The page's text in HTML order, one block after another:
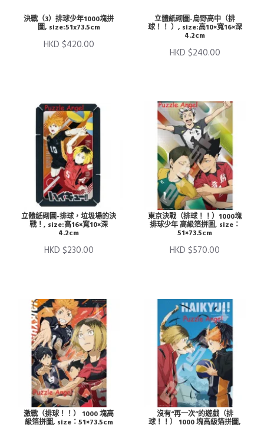
決戰（3）排球少年1000塊拼
圖, size:51x73.5cm
HKD $420.00
立體紙砌圖-烏野高中（排
球！！ ）, size:高10×寬16×深
4.2cm
HKD $240.00
立體紙砌圖-排球，垃圾場的決
戰！, size:高16×寬10×深
4.2cm
HKD $230.00
東京決戰（排球！！）1000塊
排球少年 高級箔拼圖, size：
51×73.5cm
HKD $570.00
激戰（排球！！） 1000 塊高
級箔拼圖, size：51×73.5cm
沒有“再一次”的遊戲（排
球！！） 1000 塊高級箔拼圖,